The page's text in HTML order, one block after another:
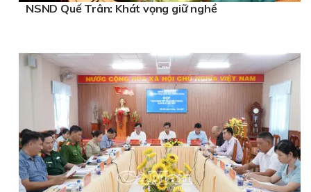
NSND Quế Trân: Khát vọng giữ nghề